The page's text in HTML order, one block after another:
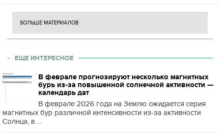
БОЛЬШЕ МАТЕРИАЛОВ
ЕЩЕ ИНТЕРЕСНОЕ
В феврале прогнозируют несколько магнитных
бурь из-за повышенной солнечной активности —
календарь дат
В феврале 2026 года на Землю ожидается серия
магнитных бур различной интенсивности из-за активности
Солнца, в ...